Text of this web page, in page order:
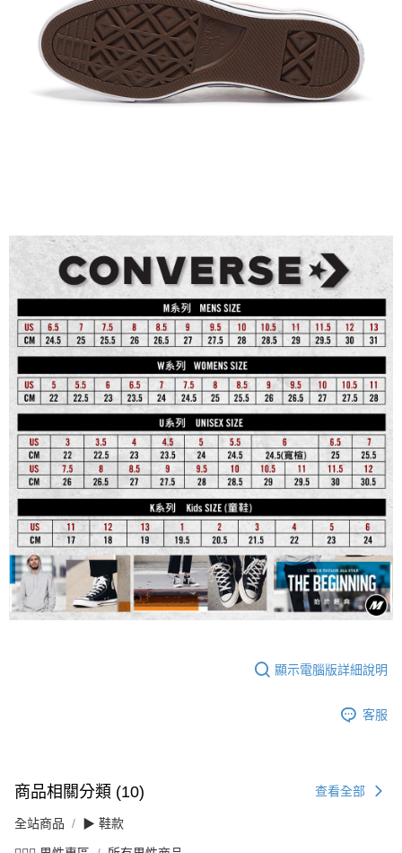
顯示電腦版詳細說明
客服
商品相關分類 (10) 查看全部
全站商品 ▶ 鞋款